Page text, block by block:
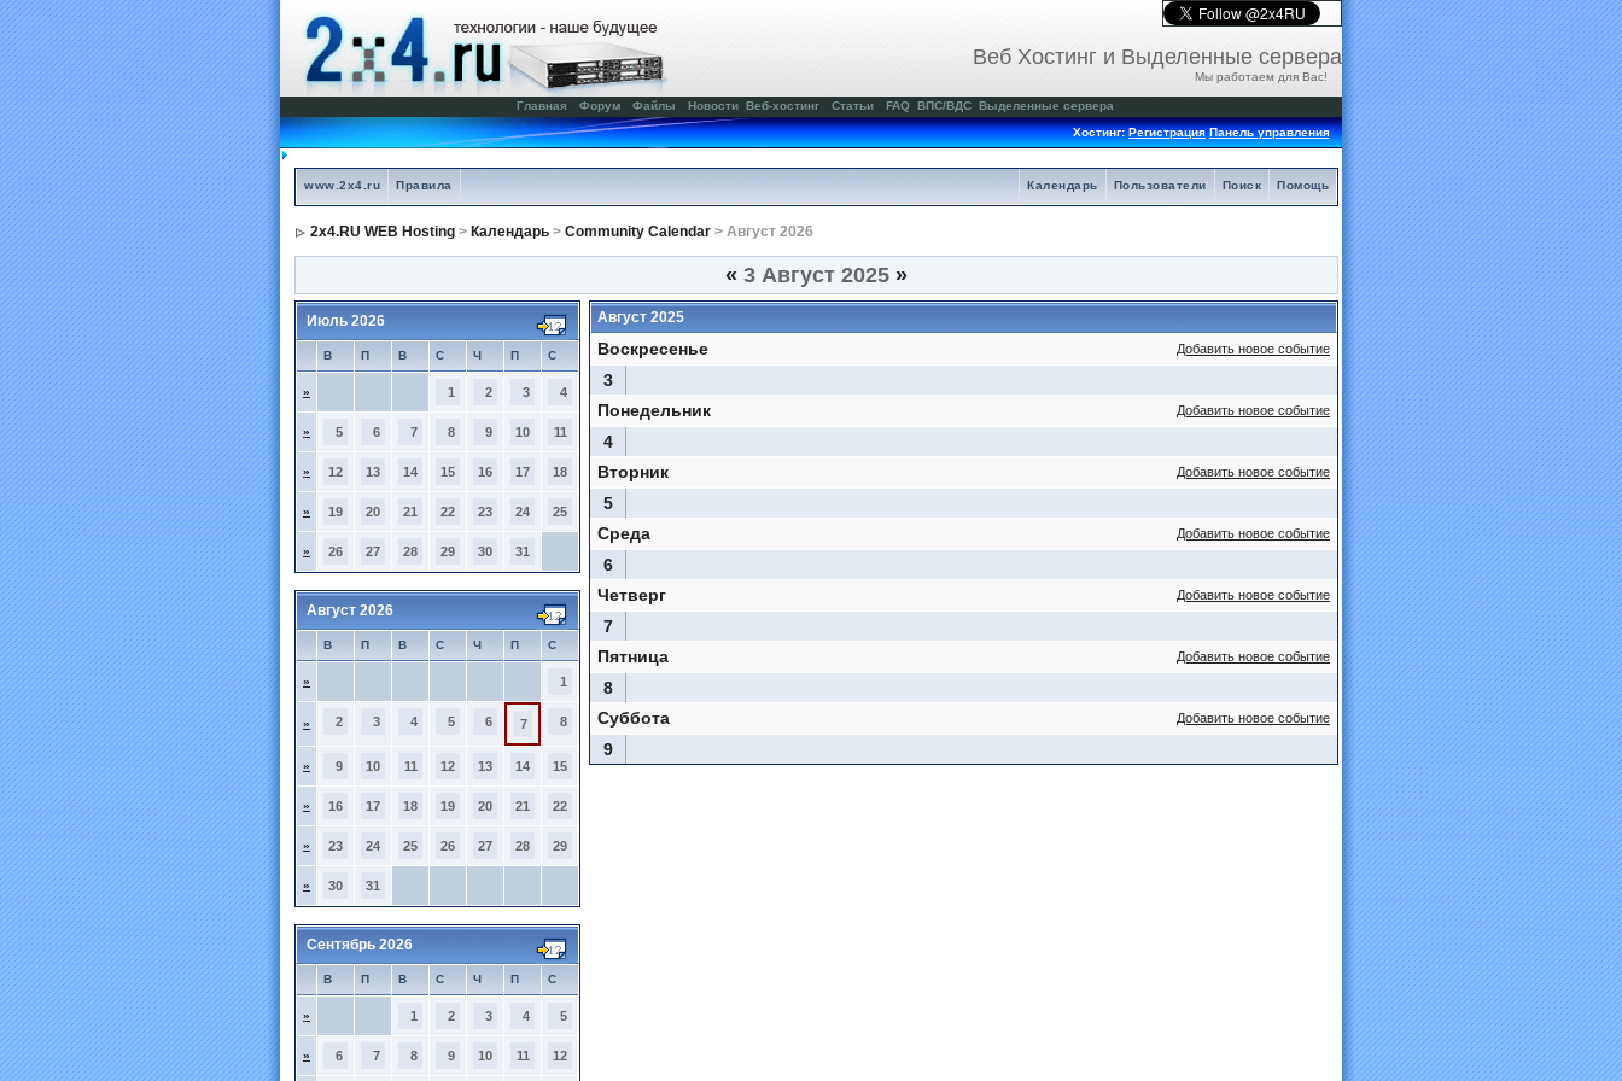
Веб Хостинг и Выделенные сервера
Мы работаем для Вас!
Главная Форум Файлы Новости Веб-хостинг Статьи FAQ ВПС/ВДС Выделенные сервера
Хостинг:Регистрация Панель управления
www.2x4.ru Правила Помощь
Поиск
Пользователи
Календарь
2x4.RU WEB Hosting > Календарь > Community Calendar > Август 2026
« 3 Август 2025 »
Июль 2026
В П В С Ч П С
» 1 2 3 4
» 5 6 7 8 9 10 11
» 12 13 14 15 16 17 18
» 19 20 21 22 23 24 25
» 26 27 28 29 30 31
Август 2026
В П В С Ч П С
» 1
» 2 3 4 5 6 7 8
» 9 10 11 12 13 14 15
» 16 17 18 19 20 21 22
» 23 24 25 26 27 28 29
» 30 31
Сентябрь 2026
В П В С Ч П С
» 1 2 3 4 5
» 6 7 8 9 10 11 12
Август 2025
Добавить новое событие
Воскресенье
3
Добавить новое событие
Понедельник
4
Добавить новое событие
Вторник
5
Добавить новое событие
Среда
6
Добавить новое событие
Четверг
7
Добавить новое событие
Пятница
8
Добавить новое событие
Суббота
9